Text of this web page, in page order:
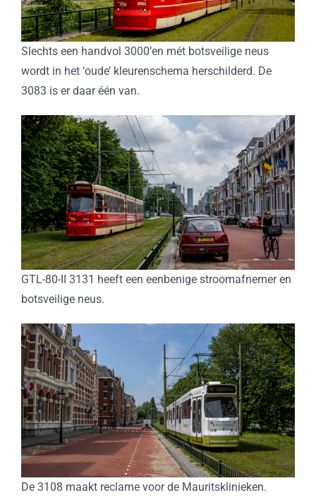
Slechts een handvol 3000’en mét botsveilige neus
wordt in het ‘oude’ kleurenschema herschilderd. De
3083 is er daar één van.
GTL-80-II 3131 heeft een eenbenige stroomafnemer en
botsveilige neus.
De 3108 maakt reclame voor de Mauritsklinieken.